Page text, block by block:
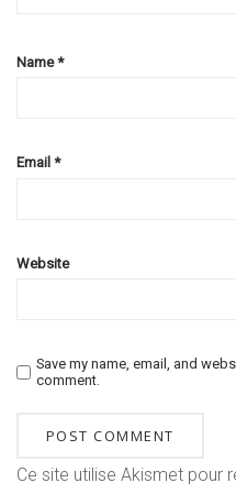
Name*
Email *
Website
Save my name, email, and
comment.
Ce site utilise Akismet pour